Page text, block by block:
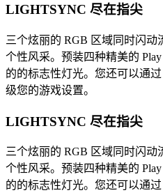
LIGHTSYNC 尽在指尖
三个炫丽的 RGB 区域同时闪
个性风采。预装四种精美的
的的标志性灯光。您还可以通
级您的游戏设置。
LIGHTSYNC 尽在指尖
三个炫丽的 RGB 区域同时闪
个性风采。预装四种精美的
的的标志性灯光。您还可以通